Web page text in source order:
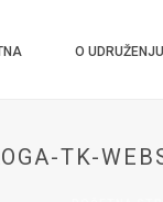
O UDRUŽENJU
TK-